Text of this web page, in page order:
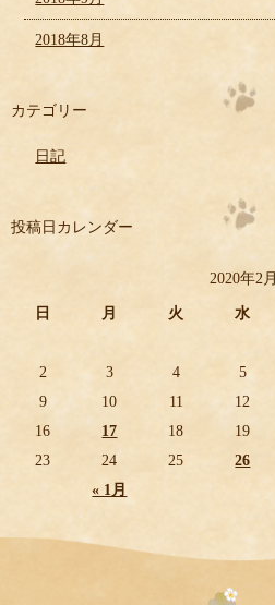
2018年8月
カテゴリー
日記
投稿日カレンダー
2020年2月
日 月 火 水
« 1月
2
3 4 5
9
10 11 12
16
17 18 19
23
24 25 26